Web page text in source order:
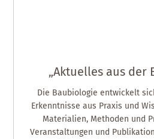
„Aktuelles aus der
Die Baubiologie entwickelt
Erkenntnisse aus Praxis und
Materialien, Methoden und
Veranstaltungen und